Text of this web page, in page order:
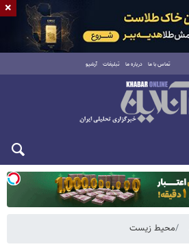
تماس با ما درباره ما تبلیغات آرشیو
محیط زیست
×